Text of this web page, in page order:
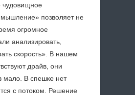
чудовищное
позволяет не
огромное
анализировать,
скорость». В нашем
драйв, они
мало. В спешке нет
с потоком. Решение